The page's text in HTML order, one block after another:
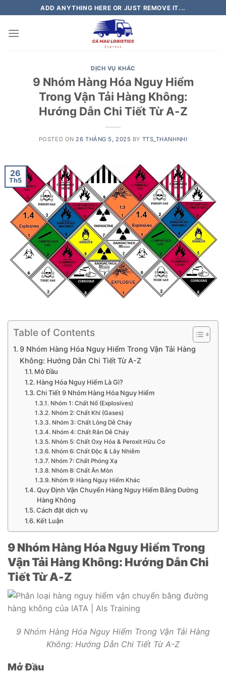
to
content
ADD ANYTHING HERE OR JUST REMOVE IT...
DỊCH VỤ KHÁC
9 Nhóm Hàng Hóa Nguy Hiểm
Trong Vận Tải Hàng Không:
Hướng Dẫn Chi Tiết Từ A-Z
POSTED ON 26 THÁNG 5, 2025 BY TTS_THANHNHI
26
Th5
Table of Contents
9 Nhóm Hàng Hóa Nguy Hiểm Trong Vận Tải Hàng
Không: Hướng Dẫn Chi Tiết Từ A-Z
Mở Đầu
Hàng Hóa Nguy Hiểm Là Gì?
Chi Tiết 9 Nhóm Hàng Hóa Nguy Hiểm
Nhóm 1: Chất Nổ (Explosives)
Nhóm 2: Chất Khí (Gases)
Nhóm 3: Chất Lỏng Dễ Cháy
Nhóm 4: Chất Rắn Dễ Cháy
Nhóm 5: Chất Oxy Hóa & Peroxit Hữu Cơ
Nhóm 6: Chất Độc & Lây Nhiễm
Nhóm 7: Chất Phóng Xạ
Nhóm 8: Chất Ăn Mòn
Nhóm 9: Hàng Nguy Hiểm Khác
Quy Định Vận Chuyển Hàng Nguy Hiểm Bằng Đường
Hàng Không
Cách đặt dịch vụ
Kết Luận
9 Nhóm Hàng Hóa Nguy Hiểm Trong
Vận Tải Hàng Không: Hướng Dẫn Chi
Tiết Từ A-Z
9 Nhóm Hàng Hóa Nguy Hiểm Trong Vận Tải Hàng
Không: Hướng Dẫn Chi Tiết Từ A-Z
Mở Đầu